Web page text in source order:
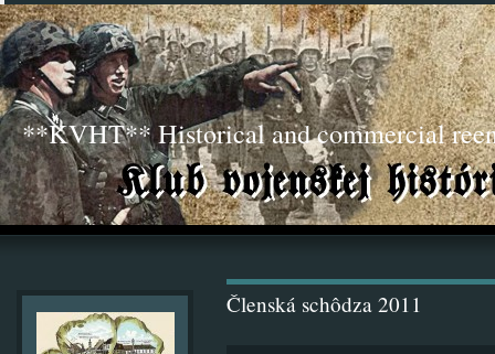
**KVHT** Historical and commercial
Členská schôdza 2011